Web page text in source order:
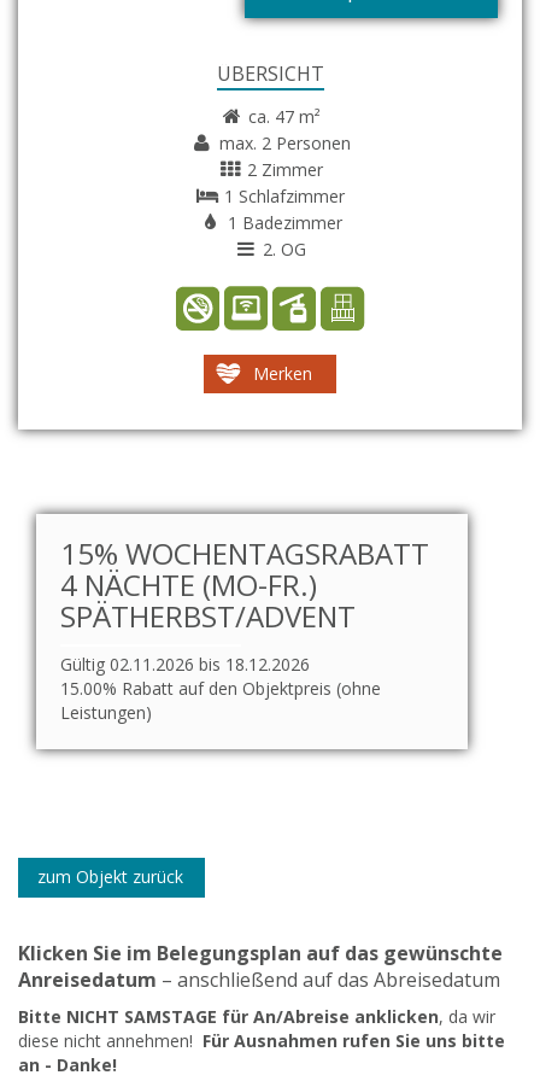
ÜBERSICHT
ca. 47 m²
max. 2 Personen
2 Zimmer
1 Schlafzimmer
1 Badezimmer
2. OG
Merken
15% WOCHENTAGSRABATT
4 NÄCHTE (MO-FR.)
SPÄTHERBST/ADVENT
Gültig 02.11.2026 bis 18.12.2026
15.00% Rabatt auf den Objektpreis (ohne
Leistungen)
zum Objekt zurück
Klicken Sie im Belegungsplan auf das gewünschte
Anreisedatum – anschließend auf das Abreisedatum
Bitte NICHT SAMSTAGE für An/Abreise anklicken, da wir
diese nicht annehmen! Für Ausnahmen rufen Sie uns bitte
an - Danke!